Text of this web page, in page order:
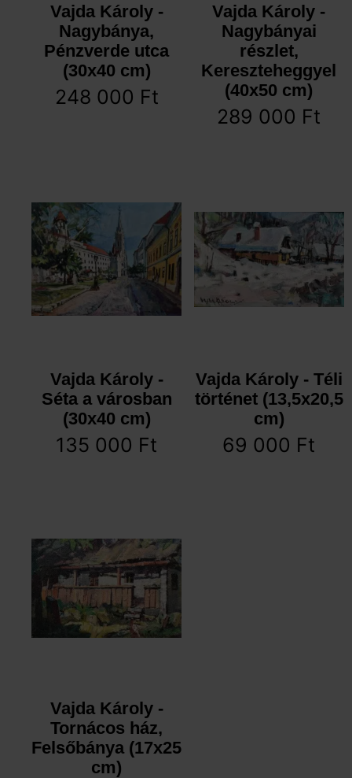
Vajda Károly -
Nagybánya,
Pénzverde utca
(30x40 cm)
248 000 Ft
Vajda Károly -
Nagybányai
részlet,
Kereszteheggyel
(40x50 cm)
289 000 Ft
Vajda Károly -
Séta a városban
(30x40 cm)
135 000 Ft
Vajda Károly - Téli
történet (13,5x20,5
cm)
69 000 Ft
Vajda Károly -
Tornácos ház,
Felsőbánya (17x25
cm)